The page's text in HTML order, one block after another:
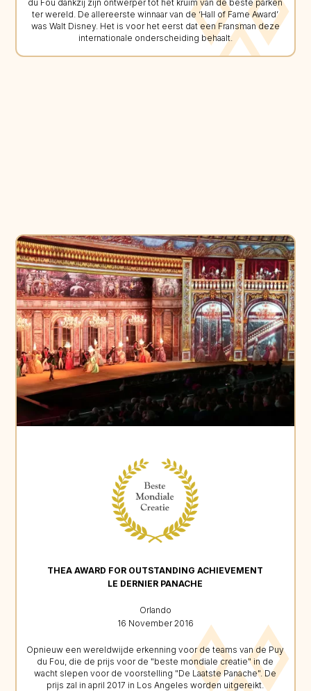
du Fou dankzij zijn ontwerper tot het kruim van de beste parken
ter wereld. De allereerste winnaar van de ‘Hall of Fame Award’
was Walt Disney. Het is voor het eerst dat een Fransman deze
internationale onderscheiding behaalt.
THEA AWARD FOR OUTSTANDING ACHIEVEMENT
LE DERNIER PANACHE
Orlando
16 November 2016
Opnieuw een wereldwijde erkenning voor de teams van de Puy
du Fou, die de prijs voor de "beste mondiale creatie" in de
wacht slepen voor de voorstelling "De Laatste Panache". De
prijs zal in april 2017 in Los Angeles worden uitgereikt.